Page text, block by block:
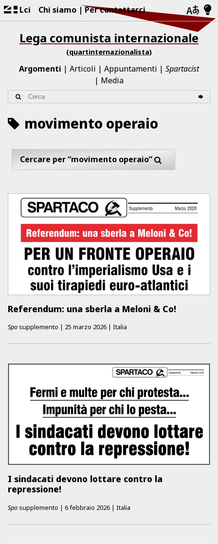
Lci Chi siamo Per contattarci
Lega comunista internazionale
(quartinternazionalista)
Argomenti Articoli Appuntamenti
Spartacist
Media
movimento operaio
Cercare per “movimento operaio”
Referendum: una sberla a Meloni & Co!
Spo supplemento | 25 marzo 2026 | Italia
I sindacati devono lottare contro la
repressione!
Spo supplemento | 6 febbraio 2026 | Italia